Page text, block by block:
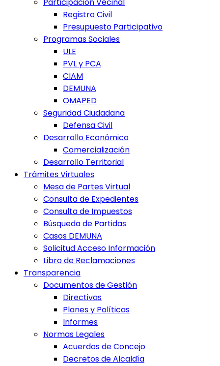
Participación Vecinal
Registro Civil
Presupuesto Participativo
Programas Sociales
ULE
PVL y PCA
CIAM
DEMUNA
OMAPED
Seguridad Ciudadana
Defensa Civil
Desarrollo Económico
Comercialización
Desarrollo Territorial
Trámites Virtuales
Mesa de Partes Virtual
Consulta de Expedientes
Consulta de Impuestos
Búsqueda de Partidas
Casos DEMUNA
Solicitud Acceso Información
Libro de Reclamaciones
Transparencia
Documentos de Gestión
Directivas
Planes y Políticas
Informes
Normas Legales
Acuerdos de Concejo
Decretos de Alcaldía